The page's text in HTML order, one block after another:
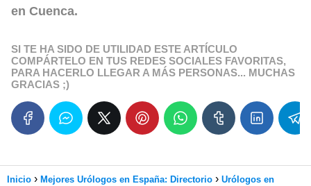
en Cuenca.
SI TE HA SIDO DE UTILIDAD ESTE ARTÍCULO
COMPÁRTELO EN TUS REDES SOCIALES FAVORITAS,
PARA HACERLO LLEGAR A MÁS PERSONAS... MUCHAS
GRACIAS ;)
Inicio Mejores Urólogos en España: Directorio
Urólogos en